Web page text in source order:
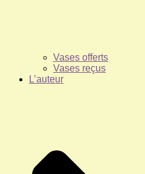
Vases offerts
Vases reçus
L’auteur